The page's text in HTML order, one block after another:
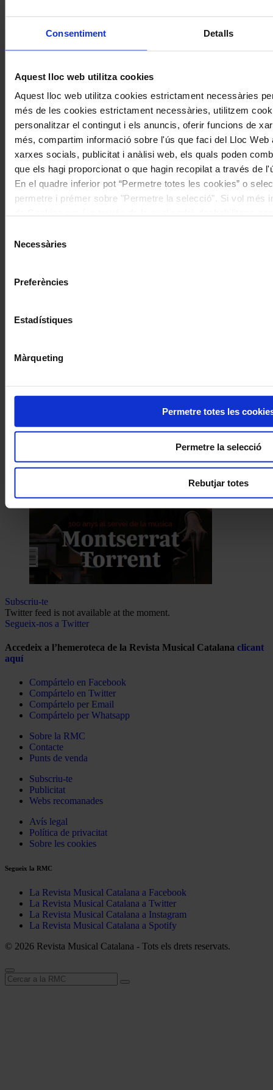
Consentiment Detalls
Aquest lloc web utilitza cookies
Aquest lloc web utilitza cookies estrictament necessàries
més de les cookies estrictament necessàries, utilitzem
personalitzar el contingut i els anuncis, oferir funcions de
més, compartim informació sobre l'ús que faci del Lloc Web
xarxes socials, publicitat i anàlisi web, els quals poden
que els hagi proporcionat o que hagin recopilat a través de
En el quadre inferior pot “Permetre totes les cookies” o
permetre i prémer sobre "Permetre la selecció". Si vol més
Necessàries
Preferències
Estadístiques
Màrqueting
Permetre totes les
Permetre la selecció
Rebutjar totes
Coneix la nostra publicació
Descomptes a altres cicles de concerts col·laboradors
Subscriu-te
Twitter feed is not available at the moment.
Segueix-nos a Twitter
Accedeix a l’hemeroteca de la Revista Musical Catalana clicant
aquí
Compártelo en Facebook
Compártelo en Twitter
Compártelo per Email
Compártelo per Whatsapp
Sobre la RMC
Contacte
Punts de venda
Subscriu-te
Publicitat
Webs recomanades
Avís legal
Política de privacitat
Sobre les cookies
Segueix la RMC
La Revista Musical Catalana a Facebook
La Revista Musical Catalana a Twitter
La Revista Musical Catalana a Instagram
La Revista Musical Catalana a Spotify
© 2026 Revista Musical Catalana - Tots els drets reservats.
Cerca